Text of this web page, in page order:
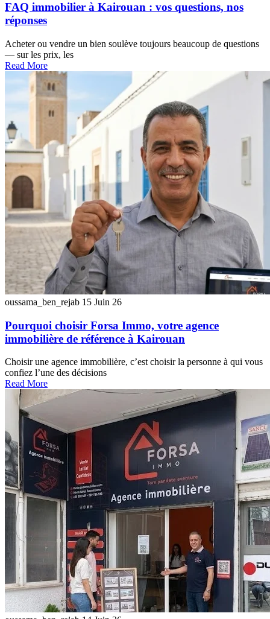
FAQ immobilier à Kairouan : vos questions, nos
réponses
Acheter ou vendre un bien soulève toujours beaucoup de questions
— sur les prix, les
Read More
oussama_ben_rejab 15 Juin 26
Pourquoi choisir Forsa Immo, votre agence
immobilière de référence à Kairouan
Choisir une agence immobilière, c’est choisir la personne à qui vous
confiez l’une des décisions
Read More